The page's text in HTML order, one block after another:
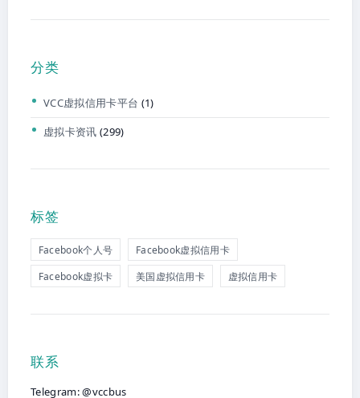
分类
VCC虚拟信用卡平台 (1)
虚拟卡资讯 (299)
标签
Facebook个人号
Facebook虚拟信用卡
Facebook虚拟卡
美国虚拟信用卡 虚拟信用卡
联系
Telegram: @vccbus